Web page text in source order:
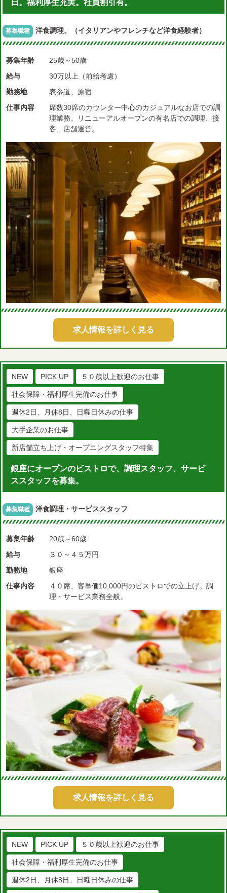
日。福利厚生充実。社員割引有。
募集職種 洋食調理。（イタリアンやフレンチなど洋食経験者）
募集年齢
25歳～50歳
給与
30万以上（前給考慮）
勤務地
表参道、原宿
仕事内容
席数30席のカウンター中心のカジュアルなお店での調
理業務。リニューアルオープンの有名店での調理、接
客、店舗運営。
求人情報を詳しく見る
NEW PICK UP ５０歳以上歓迎のお仕事
社会保障・福利厚生完備のお仕事
週休2日、月休8日、日曜日休みの仕事
大手企業のお仕事
新店舗立ち上げ・オープニングスタッフ特集
銀座にオープンのビストロで、調理スタッフ、サービ
ススタッフを募集。
募集職種 洋食調理・サービススタッフ
募集年齢
20歳～60歳
給与
３０～４５万円
勤務地
銀座
仕事内容
４０席、客単価10,000円のビストロでの立上げ。調
理・サービス業務全般。
求人情報を詳しく見る
NEW PICK UP ５０歳以上歓迎のお仕事
社会保障・福利厚生完備のお仕事
週休2日、月休8日、日曜日休みの仕事